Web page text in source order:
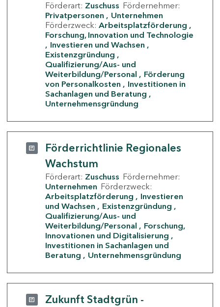
Förderart: Zuschuss Fördernehmer:
Privatpersonen
Unternehmen
Förderzweck: Arbeitsplatzförderung
Forschung, Innovation und Technologie
Investieren und Wachsen
Existenzgründung
Qualifizierung/Aus- und
Weiterbildung/Personal
Förderung
von Personalkosten
Investitionen in
Sachanlagen und Beratung
Unternehmensgründung
Förderrichtlinie Regionales
Wachstum
Förderart: Zuschuss Fördernehmer:
Unternehmen Förderzweck:
Arbeitsplatzförderung
Investieren
und Wachsen
Existenzgründung
Qualifizierung/Aus- und
Weiterbildung/Personal
Forschung,
Innovationen und Digitalisierung
Investitionen in Sachanlagen und
Beratung
Unternehmensgründung
Zukunft Stadtgrün -